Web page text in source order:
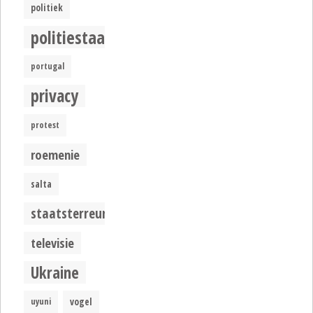
politiek
politiestaat
portugal
privacy
protest
roemenie
salta
staatsterreur
televisie
Ukraine
uyuni vogel